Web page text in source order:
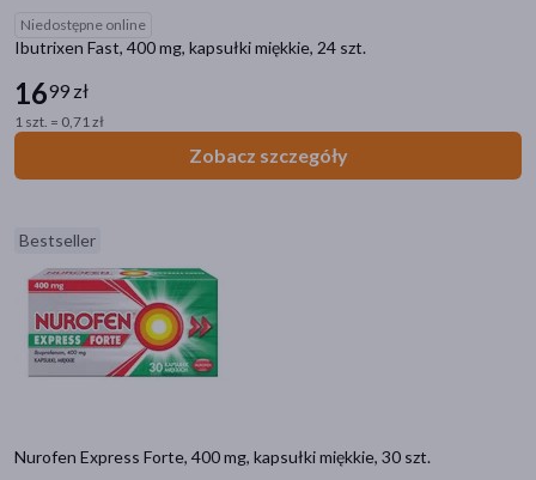
Niedostępne online
Ibutrixen Fast, 400 mg, kapsułki miękkie, 24 szt.
1699 zł
1 szt. = 0,71 zł
Zobacz szczegóły
Bestseller
Nurofen Express Forte, 400 mg, kapsułki miękkie, 30 szt.